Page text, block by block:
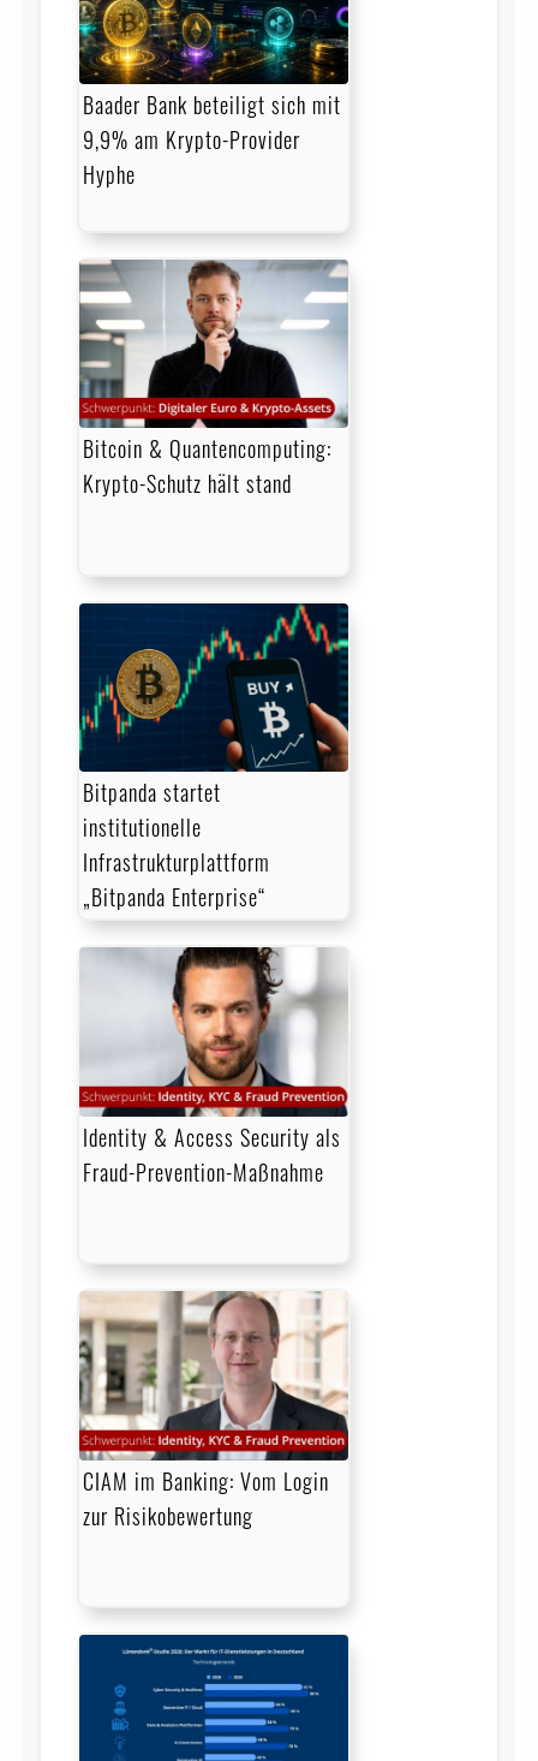
Baader Bank beteiligt sich mit
9,9% am Krypto-Provider
Hyphe
Bitcoin & Quantencomputing:
Krypto-Schutz hält stand
Bitpanda startet
institutionelle
Infrastrukturplattform
„Bitpanda Enterprise“
Identity & Access Security als
Fraud-Prevention-Maßnahme
CIAM im Banking: Vom Login
zur Risikobewertung